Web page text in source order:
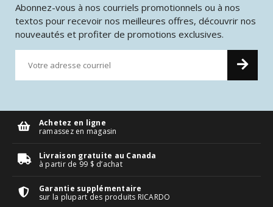
Abonnez-vous à nos courriels promotionnels ou à nos
textos pour recevoir nos meilleures offres, découvrir nos
nouveautés et profiter de promotions exclusives.
Achetez en ligne
ramassez en magasin
Livraison gratuite au Canada
à partir de 99 $ d’achat
Garantie supplémentaire
sur la plupart des produits RICARDO